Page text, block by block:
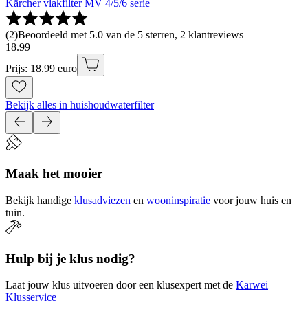
Kärcher vlakfilter MV 4/5/6 serie
(2)Beoordeeld met 5.0 van de 5 sterren, 2 klantreviews
18.99
Prijs: 18.99 euro
Bekijk alles in huishoudwaterfilter
Maak het mooier
Bekijk handige klusadviezen en wooninspiratie voor jouw huis en
tuin.
Hulp bij je klus nodig?
Laat jouw klus uitvoeren door een klusexpert met de Karwei
Klusservice